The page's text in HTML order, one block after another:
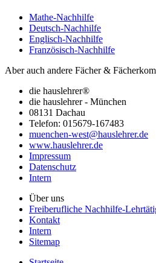
Mathe-Nachhilfe
Deutsch-Nachhilfe
Englisch-Nachhilfe
Französisch-Nachhilfe
Aber auch andere Fächer &
die hauslehrer®
die hauslehrer - München
08131 Dachau
Telefon: 015679-167483
muenchen-west@hauslehrer.de
www.hauslehrer.de
Impressum
Datenschutz
Intern
Über uns
Freiberufliche Nachhilfe-
Kontakt
Intern
Sitemap